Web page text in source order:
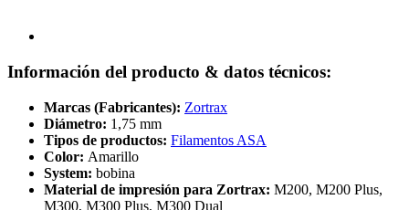
Información del producto & datos técnicos:
Marcas (Fabricantes): Zortrax
Diámetro: 1,75 mm
Tipos de productos: Filamentos ASA
Color: Amarillo
System: bobina
Material de impresión para Zortrax: M200, M200 Plus,
M300, M300 Plus, M300 Dual